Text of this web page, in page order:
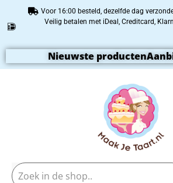
Voor 16:00 besteld, dezelfde dag
Veilig betalen met iDeal, Creditcard,
Nieuwste producten